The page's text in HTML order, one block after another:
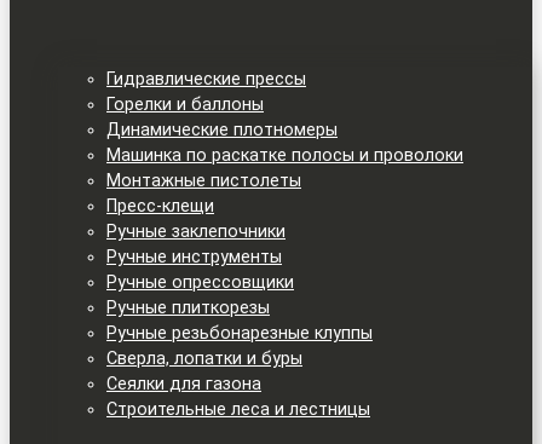
Гидравлические прессы
Горелки и баллоны
Динамические плотномеры
Машинка по раскатке полосы и проволоки
Монтажные пистолеты
Пресс-клещи
Ручные заклепочники
Ручные инструменты
Ручные опрессовщики
Ручные плиткорезы
Ручные резьбонарезные клуппы
Сверла, лопатки и буры
Сеялки для газона
Строительные леса и лестницы